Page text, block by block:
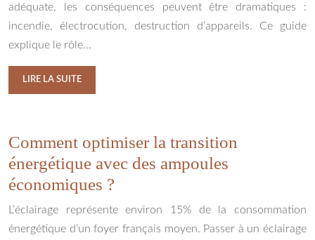
adéquate, les conséquences peuvent être dramatiques :
incendie, électrocution, destruction d’appareils. Ce guide
explique le rôle…
LIRE LA SUITE
Comment optimiser la transition
énergétique avec des ampoules
économiques ?
L’éclairage représente environ 15% de la consommation
énergétique d’un foyer français moyen. Passer à un éclairage